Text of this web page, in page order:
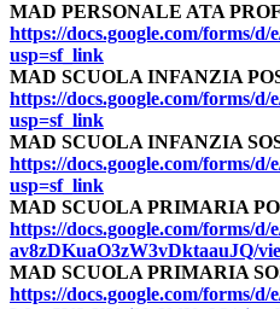
MAD PERSONALE ATA
https://docs.google.com/forms/
usp=sf_link
MAD SCUOLA INFANZIA
https://docs.google.com/forms/
usp=sf_link
MAD SCUOLA INFANZIA
https://docs.google.com/forms/
usp=sf_link
MAD SCUOLA PRIMARIA
https://docs.google.com/forms/
av8zDKuaO3zW3vDktaauJQ/
MAD SCUOLA PRIMARIA
https://docs.google.com/forms/